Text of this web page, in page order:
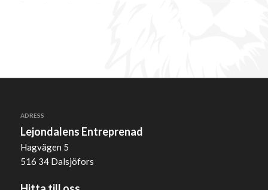
ADRESS
Lejondalens Entreprenad
Hagvägen 5
516 34 Dalsjöfors